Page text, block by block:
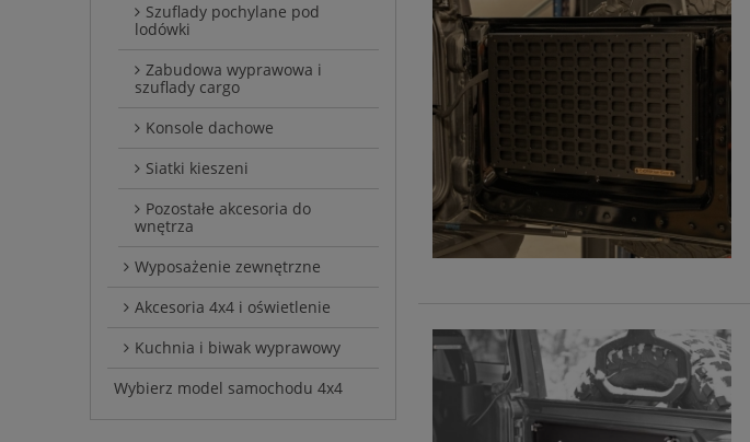
Szuflady pochylane pod
lodówki
Zabudowa wyprawowa i
szuflady cargo
Konsole dachowe
Siatki kieszeni
Pozostałe akcesoria do
wnętrza
Wyposażenie zewnętrzne
Akcesoria 4x4 i oświetlenie
Kuchnia i biwak wyprawowy
Wybierz model samochodu 4x4